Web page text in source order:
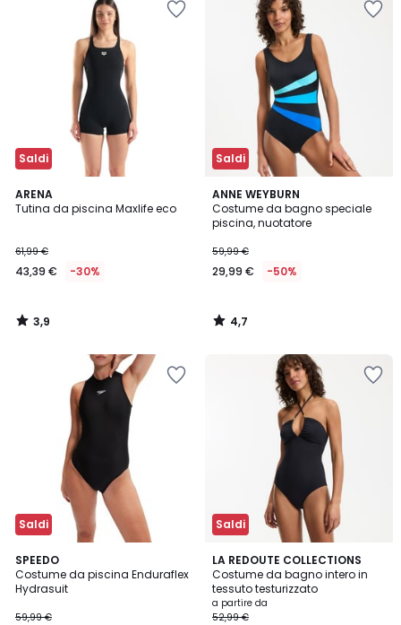
Saldi
ARENA
Tutina da piscina Maxlife eco
61,99 €
43,39 € -30%
3,9
/ 5
3,9
/
Saldi
ANNE WEYBURN
Costume da bagno speciale
piscina, nuotatore
59,99 €
29,99 € -50%
4,7
/ 5
4,7
/
Saldi
SPEEDO
Costume da piscina Enduraflex
Hydrasuit
59,99 €
4,3
/ 5
Saldi
LA REDOUTE COLLECTIONS
Costume da bagno intero in
tessuto testurizzato
a partire da
52,99 €
4,5
/ 5
2
Colori